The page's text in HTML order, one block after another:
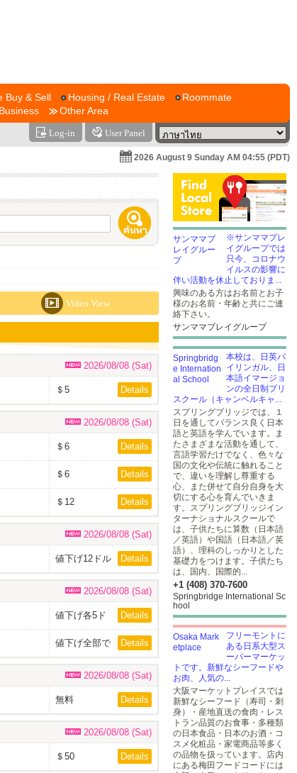
Buy & Sell Housing / Real Estate
Roommate
Other Area
Log-in User Panel
2026 August 9 Sunday AM 04:55 (PDT)
Video View
2026/08/08 (Sat)
＄5 Details
2026/08/08 (Sat)
＄6 Details
＄6 Details
＄12 Details
2026/08/08 (Sat)
値下げ12ドル Details
2026/08/08 (Sat)
値下げ各5ド
Details
値下げ全部で
Details
2026/08/08 (Sat)
無料 Details
2026/08/08 (Sat)
＄50 Details
※サンママプレ
イグループでは
只今、コロナウ
イルスの影響に
伴い活動を休止しておりま...
興味のある方はお名前とお子
様のお名前・年齢と共にご連
絡下さい。
サンママプレイグループ
本校は、日英バ
イリンガル、日
本語イマージョ
ンの全日制プリ
スクール（キャンベルキャ...
スプリングブリッジでは、１
日を通してバランス良く日本
語と英語を学んでいます。ま
たさまざまな活動を通して、
言語学習だけでなく、色々な
国の文化や伝統に触れること
で、違いを理解し尊重する
心、また併せて自分自身を大
切にする心を育んでいきま
す。スプリングブリッジイン
ターナショナルスクールで
は、子供たちに算数（日本語
／英語）や国語（日本語／英
語）、理科のしっかりとした
基礎力をつけます。子供たち
は、国内、国際的...
+1 (408) 370-7600
Springbridge International Sc
hool
フリーモントに
ある日系大型ス
ーパーマーケッ
トです。新鮮なシーフードや
お肉、人気の...
大阪マーケットプレイスでは
新鮮なシーフード（寿司・刺
身）・産地直送の食肉・レス
トラン品質のお食事・多種類
の日本食品・日本のお酒・コ
スメ化粧品・家電商品等多く
の品物を扱っています。店内
にある梅田フードコードには